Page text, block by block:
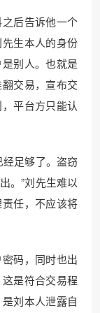
后告诉他一个
生本人的身份
别人。也就是
交易，宣布交
平台方只能认
足够了。盗窃
。”刘先生难以
任，不应该将
码，同时也出
是符合交易程
刘本人泄露自